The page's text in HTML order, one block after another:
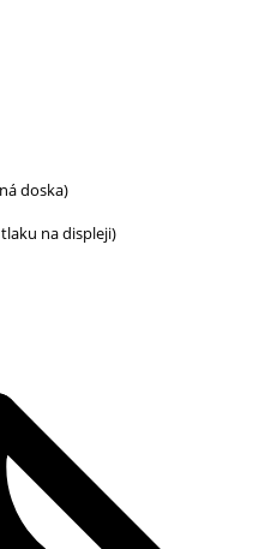
doska)
na displeji)